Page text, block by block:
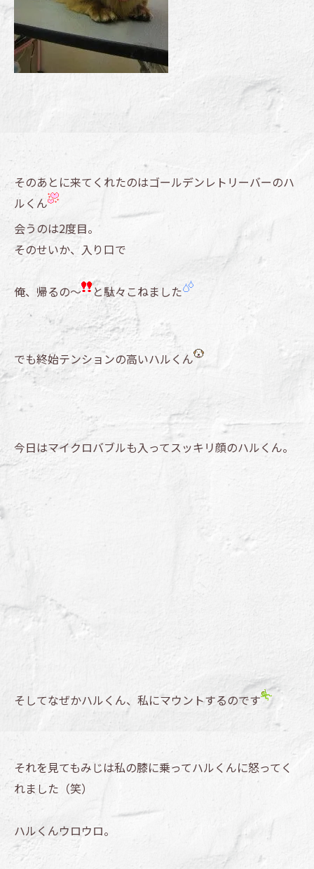
そのあとに来てくれたのはゴールデンレトリーバーのハ
ルくん
会うのは2度目。
そのせいか、入り口で
俺、帰るの～ と駄々こねました
でも終始テンションの高いハルくん
今日はマイクロバブルも入ってスッキリ顔のハルくん。
そしてなぜかハルくん、私にマウントするのです
それを見てもみじは私の膝に乗ってハルくんに怒ってく
れました（笑）
ハルくんウロウロ。